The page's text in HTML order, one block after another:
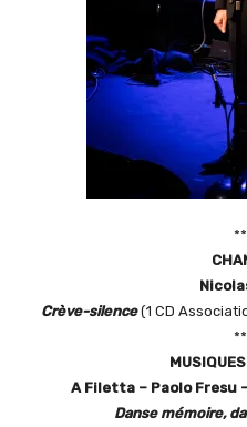
C
Crève-silence(1 CD
M
A Filetta – Paolo Fresu
Danse mémoire,